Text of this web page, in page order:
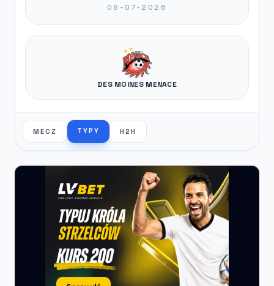
08-07-2026
DES MOINES MENACE
MECZ TYPY H2H